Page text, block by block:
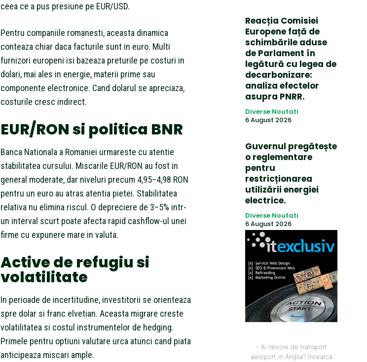
ceea ce a pus presiune pe EUR/USD.
Pentru companiile romanesti, aceasta dinamica
conteaza chiar daca facturile sunt in euro. Multi
furnizori europeni isi bazeaza preturile pe costuri in
dolari, mai ales in energie, materii prime sau
componente electronice. Cand dolarul se apreciaza,
costurile cresc indirect.
EUR/RON si politica BNR
Banca Nationala a Romaniei urmareste cu atentie
stabilitatea cursului. Miscarile EUR/RON au fost in
general moderate, dar niveluri precum 4,95–4,98 RON
pentru un euro au atras atentia pietei. Stabilitatea
relativa nu elimina riscul. O depreciere de 3–5% intr-
un interval scurt poate afecta rapid cashflow-ul unei
firme cu expunere mare in valuta.
Active de refugiu si
volatilitate
In perioade de incertitudine, investitorii se orienteaza
spre dolar si franc elvetian. Aceasta migrare creste
volatilitatea si costul instrumentelor de hedging.
Primele pentru optiuni valutare urca atunci cand piata
anticipeaza miscari ample.
Reacția Comisiei
Europene față de
schimbările aduse
de Parlament în
legătură cu legea de
decarbonizare:
analiza efectelor
asupra PNRR.
Diverse Noutati
6 August 2026
Guvernul pregătește
o reglementare
pentru
restricționarea
utilizării energiei
electrice.
Diverse Noutati
6 August 2026
- Ai nevoie de transport
aeroport in Anglia? Încearcă